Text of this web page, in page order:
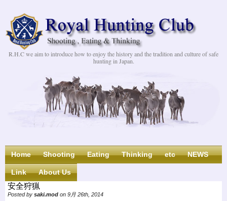
R.H.C we aim to introduce how to enjoy the history and the tradition and culture of safe
hunting in Japan.
Home Shooting Eating Thinking etc NEWS
Link About Us
安全狩猟
Posted by saki.mod on 9月 26th, 2014